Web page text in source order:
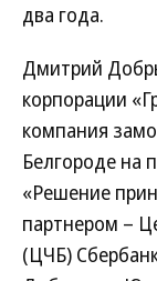
два года.
Дмитрий
корпорации
компания
Белгороде на
«Решение
партнером –
(ЦЧБ)